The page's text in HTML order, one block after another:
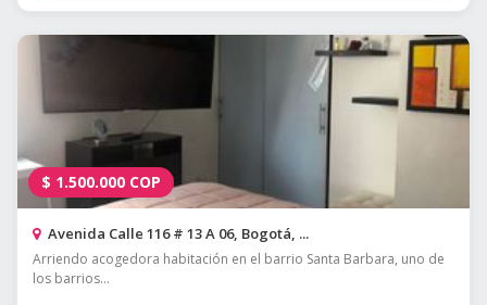
$ 1.500.000 COP
Avenida Calle 116 # 13 A 06, Bogotá, ...
Arriendo acogedora habitación en el barrio Santa Barbara, uno de
los barrios...